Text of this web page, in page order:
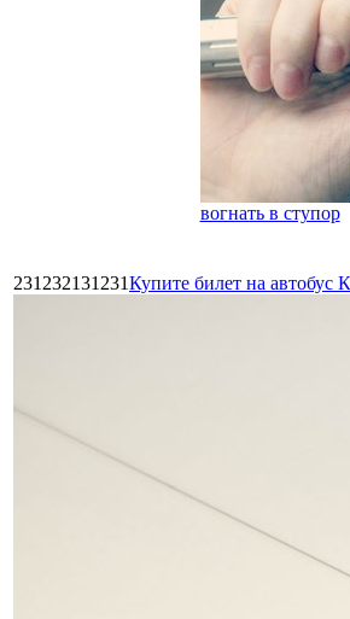
вогнать в ступор
231232131231Купите билет на